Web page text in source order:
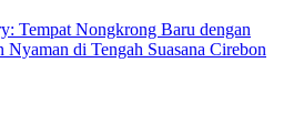
Tempat Nongkrong Baru dengan
di Tengah Suasana Cirebon